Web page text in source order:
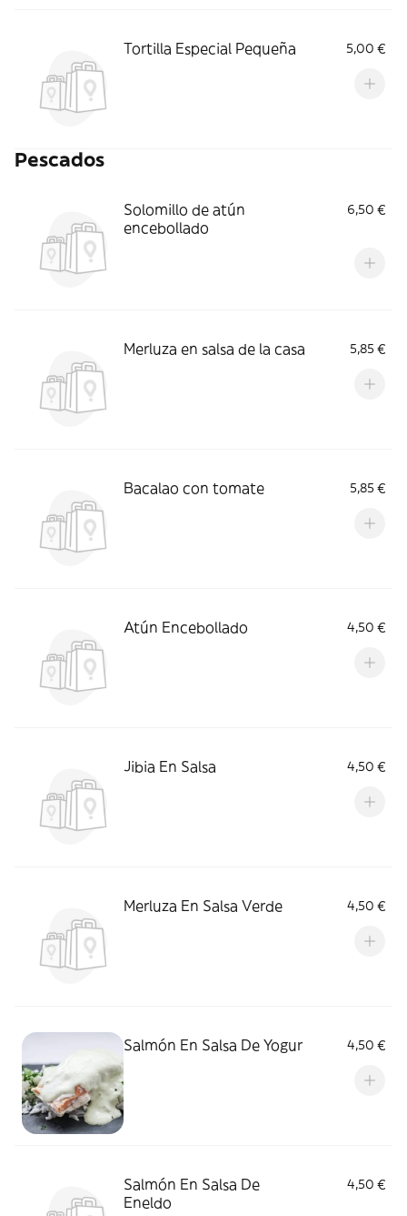
Tortilla Especial Pequeña 5,00 €
Pescados
Solomillo de atún
encebollado
6,50 €
Merluza en salsa de la casa 5,85 €
Bacalao con tomate 5,85 €
Atún Encebollado 4,50 €
Jibia En Salsa 4,50 €
Merluza En Salsa Verde 4,50 €
Salmón En Salsa De Yogur 4,50 €
Salmón En Salsa De
Eneldo
4,50 €